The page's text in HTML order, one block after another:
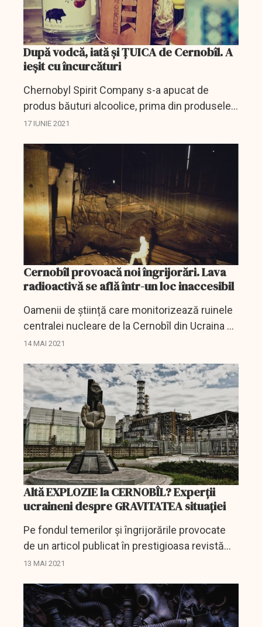
După vodcă, iată și ȚUICA de Cernobîl. A
ieșit cu încurcături
Chernobyl Spirit Company s-a apucat de
produs băuturi alcoolice, prima din produsele
companiei fiind vodca Atomik ce a fost
excluziune.
17 IUNIE 2021
Cernobîl provoacă noi îngrijorări. Lava
radioactivă se află într-un loc inaccesibil
Oamenii de știință care monitorizează ruinele
centralei nucleare de la Cernobîl din Ucraina au
observat o creștere a reacțiilor de fisiune într-
complexului....
14 MAI 2021
Altă EXPLOZIE la CERNOBÎL? Experții
ucraineni despre GRAVITATEA situației
Pe fondul temerilor și îngrijorările provocate
de un articol publicat în prestigioasa revistă
științifică americană Science, un nume de
un...
13 MAI 2021